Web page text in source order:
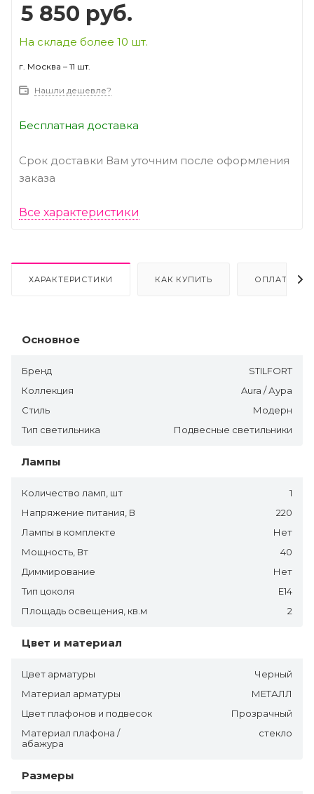
5 850 руб.
На складе более 10 шт.
г. Москва – 11 шт.
Нашли дешевле?
Бесплатная доставка
Срок доставки Вам уточним после оформления
заказа
Все характеристики
ХАРАКТЕРИСТИКИ КАК КУПИТЬ ОПЛАТА
Основное
Бренд
STILFORT
Коллекция
Aura / Аура
Стиль
Модерн
Тип светильника
Подвесные светильники
Лампы
Количество ламп, шт
1
Напряжение питания, В
220
Лампы в комплекте
Нет
Мощность, Вт
40
Диммирование
Нет
Тип цоколя
E14
Площадь освещения, кв.м
2
Цвет и материал
Цвет арматуры
Черный
Материал арматуры
МЕТАЛЛ
Цвет плафонов и подвесок
Прозрачный
Материал плафона /
абажура
стекло
Размеры